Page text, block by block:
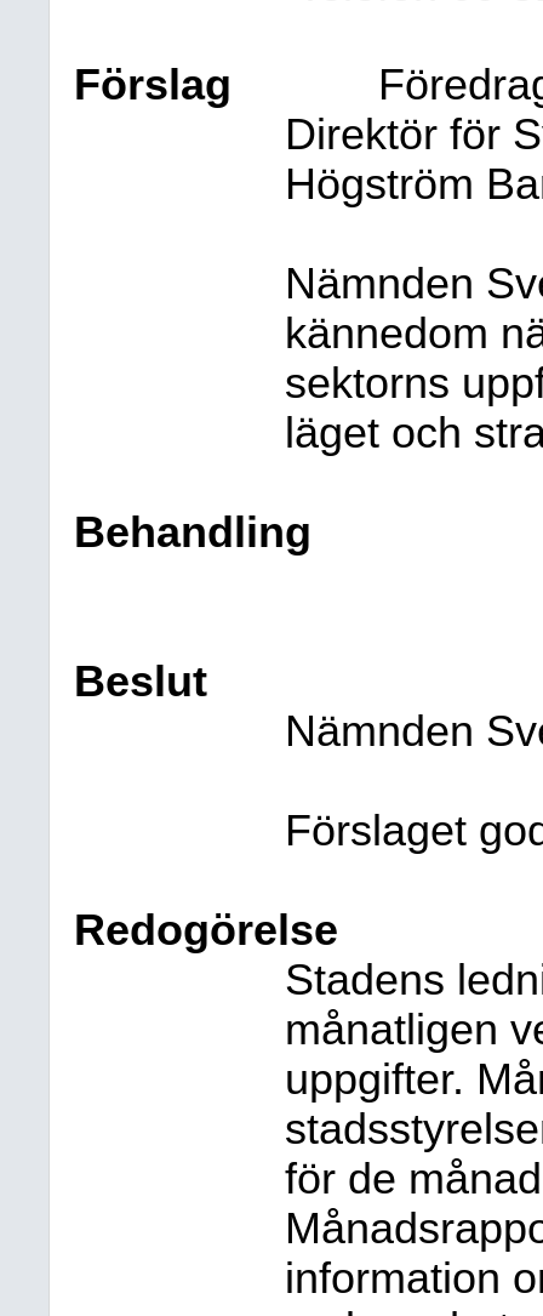
Förslag
Direktör för
Högström
Nämnden
kännedom
sektorns
läget och
Behandling
Beslut
Nämnden
Förslaget
Redogörelse
Stadens
månatligen
uppgifter.
för de
information